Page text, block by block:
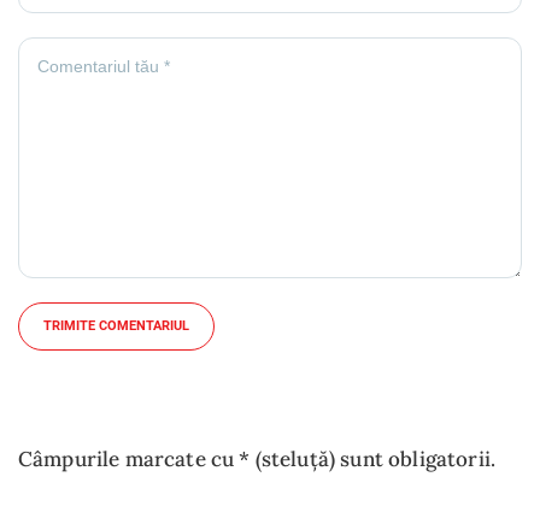
TRIMITE COMENTARIUL
Câmpurile marcate cu * (steluță) sunt obligatorii.